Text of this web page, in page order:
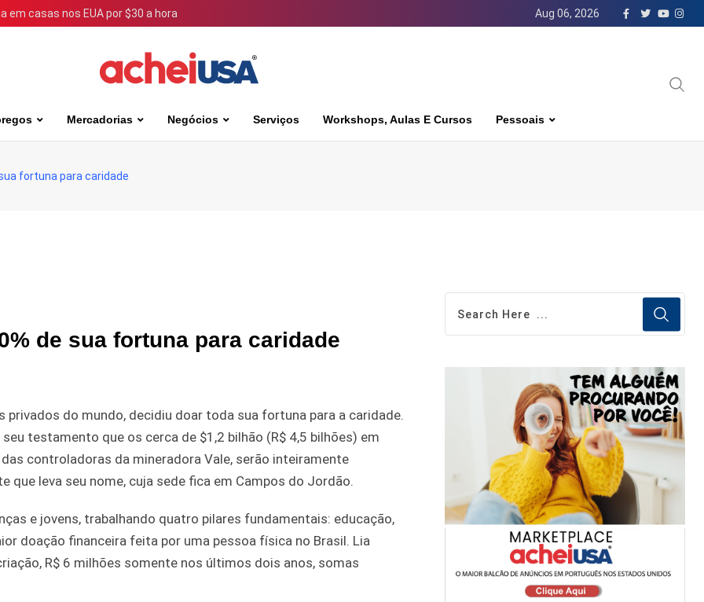
casas nos EUA por $30 a hora Aug 06, 2026
Mercadorias Negócios Serviços Workshops, Aulas E Cursos Pessoais
fortuna para caridade
de sua fortuna para caridade
do mundo, decidiu doar toda sua fortuna para a caridade.
testamento que os cerca de $1,2 bilhão (R$ 4,5 bilhões) em
controladoras da mineradora Vale, serão inteiramente
leva seu nome, cuja sede fica em Campos do Jordão.
e jovens, trabalhando quatro pilares fundamentais: educação,
doação financeira feita por uma pessoa física no Brasil. Lia
R$ 6 milhões somente nos últimos dois anos, somas